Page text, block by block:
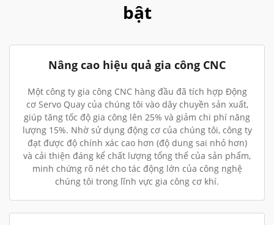
bật
Nâng cao hiệu quả gia công CNC
Một công ty gia công CNC hàng đầu đã tích hợp Động
cơ Servo Quay của chúng tôi vào dây chuyền sản xuất,
giúp tăng tốc độ gia công lên 25% và giảm chi phí năng
lượng 15%. Nhờ sử dụng động cơ của chúng tôi, công ty
đạt được độ chính xác cao hơn (độ dung sai nhỏ hơn)
và cải thiện đáng kể chất lượng tổng thể của sản phẩm,
minh chứng rõ nét cho tác động lớn của công nghệ
chúng tôi trong lĩnh vực gia công cơ khí.